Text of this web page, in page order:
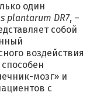
один
plantarum DR7, –
собой
воздействия
мозг» и
с